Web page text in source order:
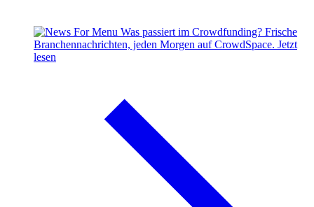
Was passiert im Crowdfunding? Frische
Branchennachrichten, jeden Morgen auf CrowdSpace. Jetzt
lesen